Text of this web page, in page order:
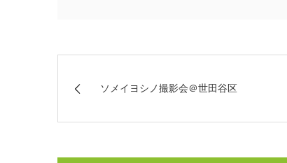
ソメイヨシノ撮影会＠世田谷区